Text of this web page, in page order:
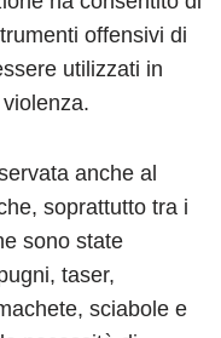
offensivi di
utilizzati in
anche al
soprattutto tra i
sono state
taser,
sciabole e